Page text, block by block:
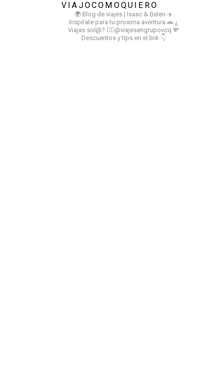
VIAJOCOMOQUIERO
🌍 Blog de viajes | Isaac & Belen ✈️
Inspírate para tu proxima aventura 🚗 ¿
Viajas sol@? 👉🏻@viajesengrupovcq 💸
Descuentos y tips en el link 👇